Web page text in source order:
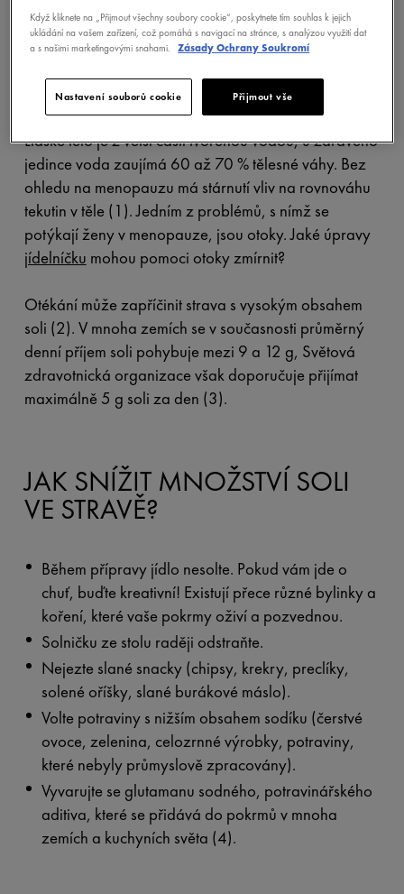
Lidské tělo je z větší části tvořenou vodou, u zdravého
jedince voda zaujímá 60 až 70 % tělesné váhy. Bez
ohledu na menopauzu má stárnutí vliv na rovnováhu
tekutin v těle (1). Jedním z problémů, s nímž se
potýkají ženy v menopauze, jsou otoky. Jaké úpravy
jídelníčku mohou pomoci otoky zmírnit?
Otékání může zapříčinit strava s vysokým obsahem
soli (2). V mnoha zemích se v současnosti průměrný
denní příjem soli pohybuje mezi 9 a 12 g, Světová
zdravotnická organizace však doporučuje přijímat
maximálně 5 g soli za den (3).
JAK SNÍŽIT MNOŽSTVÍ SOLI
VE STRAVĚ?
Během přípravy jídlo nesolte. Pokud vám jde o
chuť, buďte kreativní! Existují přece různé bylinky a
koření, které vaše pokrmy oživí a pozvednou.
Solničku ze stolu raději odstraňte.
Nejezte slané snacky (chipsy, krekry, preclíky,
solené oříšky, slané burákové máslo).
Volte potraviny s nižším obsahem sodíku (čerstvé
ovoce, zelenina, celozrnné výrobky, potraviny,
které nebyly průmyslově zpracovány).
Vyvarujte se glutamanu sodného, potravinářského
aditiva, které se přidává do pokrmů v mnoha
zemích a kuchyních světa (4).
Když kliknete na „Přijmout všechny soubory cookie“, poskytnete tím souhlas k jejich
ukládání na vašem zařízení, což pomáhá s navigací na stránce, s analýzou využití dat
a s našimi marketingovými snahami.
Zásady Ochrany Soukromí
Nastavení souborů cookie Přijmout vše